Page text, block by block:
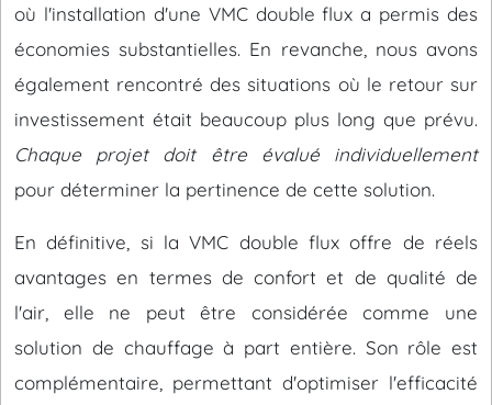
où l'installation d'une VMC double flux a permis des
économies substantielles. En revanche, nous avons
également rencontré des situations où le retour sur
investissement était beaucoup plus long que prévu.
Chaque projet doit être évalué individuellement
pour déterminer la pertinence de cette solution.
En définitive, si la VMC double flux offre de réels
avantages en termes de confort et de qualité de
l'air, elle ne peut être considérée comme une
solution de chauffage à part entière. Son rôle est
complémentaire, permettant d'optimiser l'efficacité